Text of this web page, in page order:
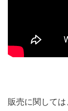
販売に関して